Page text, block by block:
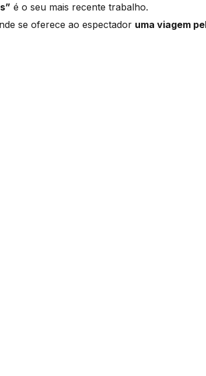
é o seu mais recente trabalho.
se oferece ao espectador uma viagem